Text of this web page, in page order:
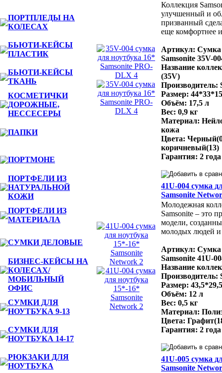
ПОРТПЛЕДЫ НА
КОЛЕСАХ
БЬЮТИ-КЕЙСЫ
ПЛАСТИК
БЬЮТИ-КЕЙСЫ
ТКАНЬ
КОСМЕТИЧКИ
ДОРОЖНЫЕ,
НЕССЕСЕРЫ
ПАПКИ
ПОРТМОНЕ
ПОРТФЕЛИ ИЗ
НАТУРАЛЬНОЙ
КОЖИ
ПОРТФЕЛИ ИЗ
МАТЕРИАЛА
СУМКИ ДЕЛОВЫЕ
БИЗНЕС-КЕЙСЫ НА
КОЛЕСАХ/
МОБИЛЬНЫЙ
ОФИС
СУМКИ ДЛЯ
НОУТБУКА 9-13
СУМКИ ДЛЯ
НОУТБУКА 14-17
РЮКЗАКИ ДЛЯ
НОУТБУКА
Коллекция
улучшенный и
призванный
еще комфортнее
Артикул: Сумка
Samsonite 35V-
Название
(35V)
Производитель:
Размер: 44*33*15
Объём: 17,5 л
Вес: 0,9 кг
Материал:
кожа
Цвета:
коричневый(13)
Гарантия: 2 года
41U-004 сумка
Samsonite
Молодежная
Samsonite – это
модели,
молодых людей и
Артикул: Сумка
Samsonite 41U-
Название
Производитель:
Размер:
Объём: 12 л
Вес: 0,5 кг
Материал:
Цвета:
Гарантия: 2 года
41U-005 сумка
Samsonite